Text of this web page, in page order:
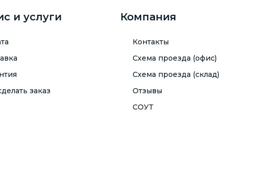
и услуги
заказ
Компания
Контакты
Схема проезда (офис)
Схема проезда (склад)
Отзывы
СОУТ